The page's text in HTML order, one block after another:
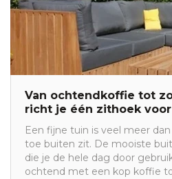
Van ochtendkoffie tot
richt je één zithoek
Een fijne tuin is veel meer
toe buiten zit. De mooiste
die je de hele dag door
ochtend met een kop koffie